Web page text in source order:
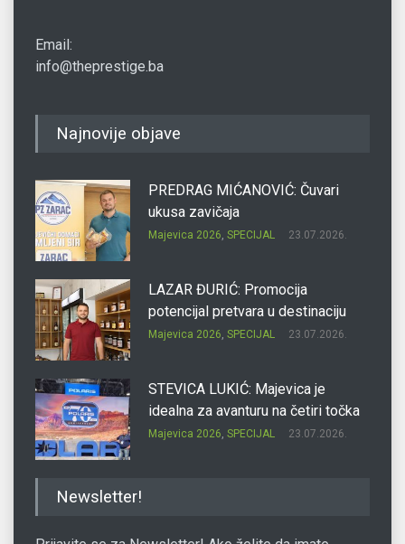
Email:
info@theprestige.ba
Najnovije objave
PREDRAG MIĆANOVIĆ: Čuvari
ukusa zavičaja
Majevica 2026, SPECIJAL 23.07.2026.
LAZAR ĐURIĆ: Promocija
potencijal pretvara u destinaciju
Majevica 2026, SPECIJAL 23.07.2026.
STEVICA LUKIĆ: Majevica je
idealna za avanturu na četiri točka
Majevica 2026, SPECIJAL 23.07.2026.
Newsletter!